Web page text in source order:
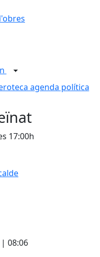
agenda política
17:00h
08:06